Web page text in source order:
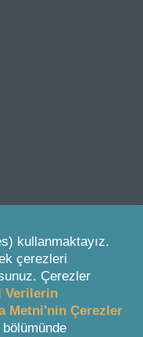
kullanmaktayız.
çerezleri
Çerezler
Verilerin
Metni'nin Çerezler
bölümünde